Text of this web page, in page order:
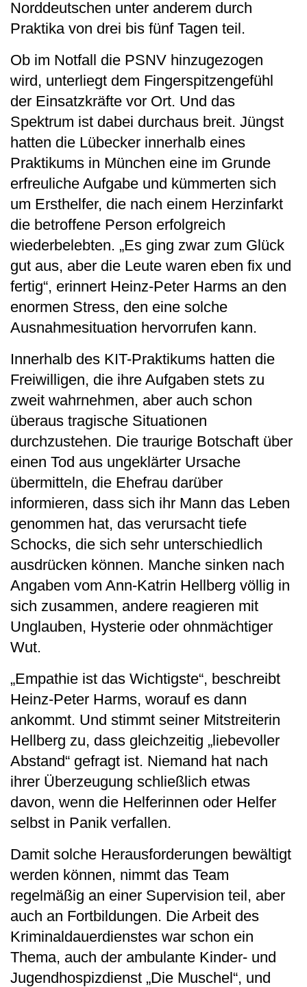
Norddeutschen unter anderem durch
Praktika von drei bis fünf Tagen teil.
Ob im Notfall die PSNV hinzugezogen
wird, unterliegt dem Fingerspitzengefühl
der Einsatzkräfte vor Ort. Und das
Spektrum ist dabei durchaus breit. Jüngst
hatten die Lübecker innerhalb eines
Praktikums in München eine im Grunde
erfreuliche Aufgabe und kümmerten sich
um Ersthelfer, die nach einem Herzinfarkt
die betroffene Person erfolgreich
wiederbelebten. „Es ging zwar zum Glück
gut aus, aber die Leute waren eben fix und
fertig“, erinnert Heinz-Peter Harms an den
enormen Stress, den eine solche
Ausnahmesituation hervorrufen kann.
Innerhalb des KIT-Praktikums hatten die
Freiwilligen, die ihre Aufgaben stets zu
zweit wahrnehmen, aber auch schon
überaus tragische Situationen
durchzustehen. Die traurige Botschaft über
einen Tod aus ungeklärter Ursache
übermitteln, die Ehefrau darüber
informieren, dass sich ihr Mann das Leben
genommen hat, das verursacht tiefe
Schocks, die sich sehr unterschiedlich
ausdrücken können. Manche sinken nach
Angaben vom Ann-Katrin Hellberg völlig in
sich zusammen, andere reagieren mit
Unglauben, Hysterie oder ohnmächtiger
Wut.
„Empathie ist das Wichtigste“, beschreibt
Heinz-Peter Harms, worauf es dann
ankommt. Und stimmt seiner Mitstreiterin
Hellberg zu, dass gleichzeitig „liebevoller
Abstand“ gefragt ist. Niemand hat nach
ihrer Überzeugung schließlich etwas
davon, wenn die Helferinnen oder Helfer
selbst in Panik verfallen.
Damit solche Herausforderungen bewältigt
werden können, nimmt das Team
regelmäßig an einer Supervision teil, aber
auch an Fortbildungen. Die Arbeit des
Kriminaldauerdienstes war schon ein
Thema, auch der ambulante Kinder- und
Jugendhospizdienst „Die Muschel“, und